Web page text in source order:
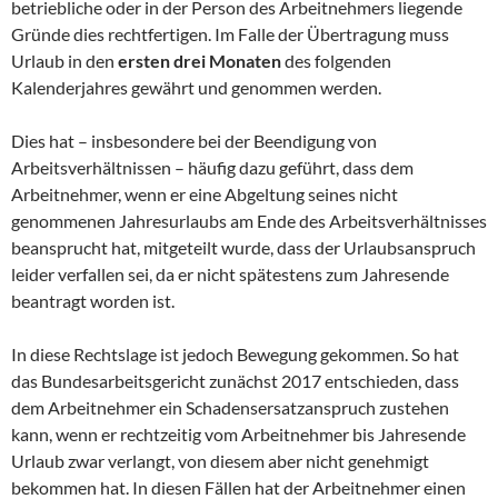
betriebliche oder in der Person des Arbeitnehmers liegende
Gründe dies rechtfertigen. Im Falle der Übertragung muss
Urlaub in den ersten drei Monatendes folgenden
Kalenderjahres gewährt und genommen werden.
Dies hat – insbesondere bei der Beendigung von
Arbeitsverhältnissen – häufig dazu geführt, dass dem
Arbeitnehmer, wenn er eine Abgeltung seines nicht
genommenen Jahresurlaubs am Ende des Arbeitsverhältnisses
beansprucht hat, mitgeteilt wurde, dass der Urlaubsanspruch
leider verfallen sei, da er nicht spätestens zum Jahresende
beantragt worden ist.
In diese Rechtslage ist jedoch Bewegung gekommen. So hat
das Bundesarbeitsgericht zunächst 2017 entschieden, dass
dem Arbeitnehmer ein Schadensersatzanspruch zustehen
kann, wenn er rechtzeitig vom Arbeitnehmer bis Jahresende
Urlaub zwar verlangt, von diesem aber nicht genehmigt
bekommen hat. In diesen Fällen hat der Arbeitnehmer einen